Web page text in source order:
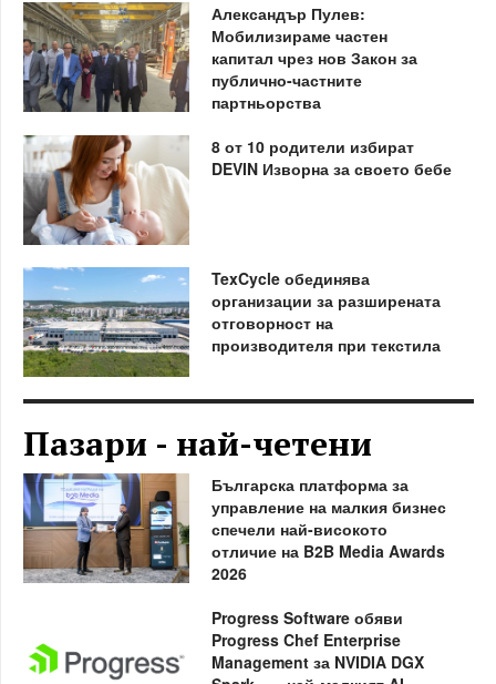
Александър Пулев:
Мобилизираме частен
капитал чрез нов Закон за
публично-частните
партньорства
8 от 10 родители избират
DEVIN Изворна за своето бебе
TexCycle обединява
организации за разширената
отговорност на
производителя при текстила
Пазари - най-четени
Българска платформа за
управление на малкия бизнес
спечели най-високото
отличие на B2B Media Awards
2026
Progress Software обяви
Progress Chef Enterprise
Management за NVIDIA DGX